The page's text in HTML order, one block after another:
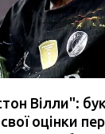
Вілли":
оцінки